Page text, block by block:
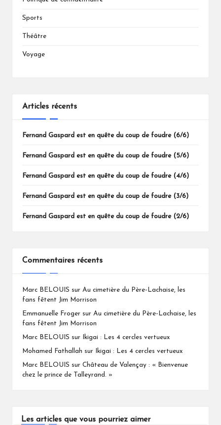
Sports
Théâtre
Voyage
Articles récents
Fernand Gaspard est en quête du coup de foudre (6/6)
Fernand Gaspard est en quête du coup de foudre (5/6)
Fernand Gaspard est en quête du coup de foudre (4/6)
Fernand Gaspard est en quête du coup de foudre (3/6)
Fernand Gaspard est en quête du coup de foudre (2/6)
Commentaires récents
Marc BELOUIS sur Au cimetière du Père-Lachaise, les
fans fêtent Jim Morrison
Emmanuelle Froger sur Au cimetière du Père-Lachaise, les
fans fêtent Jim Morrison
Marc BELOUIS sur Ikigai : Les 4 cercles vertueux
Mohamed Fathallah sur Ikigai : Les 4 cercles vertueux
Marc BELOUIS sur Château de Valençay : « Bienvenue
chez le prince de Talleyrand. »
Les articles que vous pourriez aimer